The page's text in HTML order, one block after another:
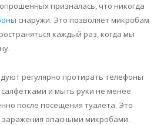
призналась, что никогда
снаружи. Это позволяет микробам
каждый раз, когда мы
регулярно протирать телефоны
и мыть руки не менее
после посещения туалета. Это
заражения опасными микробами.